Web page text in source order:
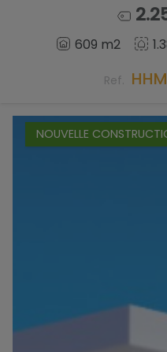
609 m2
Ref.
NOUVELLE